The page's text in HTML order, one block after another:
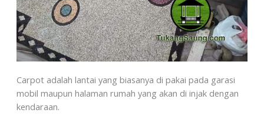
Carpot adalah lantai yang biasanya di pakai pada garasi
mobil maupun halaman rumah yang akan di injak dengan
kendaraan.